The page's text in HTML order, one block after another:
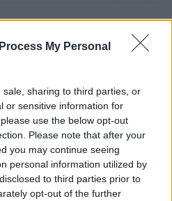
My Personal
sharing to third parties, or
or sensitive information for
use the below opt-out
Please note that after your
you may continue seeing
personal information utilized by
to third parties prior to
opt-out of the further
Eladó: BÁV ART Aukciósház és
Galéria
Cím: BÁV ZRt.
1027 Budapest, Csalogány u.